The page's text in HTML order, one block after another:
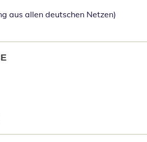
aus allen deutschen Netzen)